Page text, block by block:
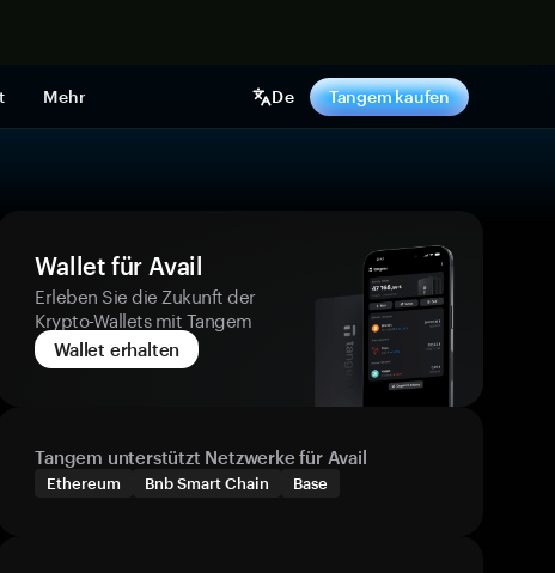
Mehr De Tangem kaufen
Wallet für Avail
Erleben Sie die Zukunft der
Krypto-Wallets mit Tangem
Wallet erhalten
Tangem unterstützt Netzwerke für Avail
Ethereum Bnb Smart Chain Base